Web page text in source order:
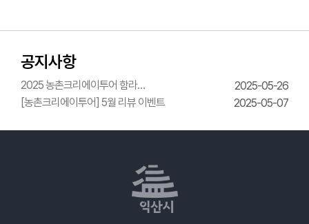
공지사항
2025 농촌크리에이투어 함라
한옥체험관 웨딩의상체험
2025-05-26
[농촌크리에이투어] 5월 리뷰 이벤트
2025-05-07